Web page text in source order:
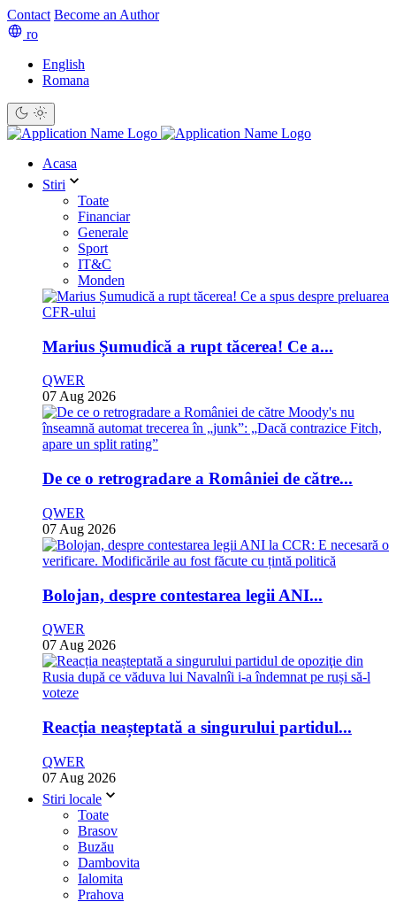
Contact Become an Author
ro
English
Romana
Acasa
Stiri
Toate
Financiar
Generale
Sport
IT&C
Monden
Marius Șumudică a rupt tăcerea! Ce a...
QWER
07 Aug 2026
De ce o retrogradare a României de către...
QWER
07 Aug 2026
Bolojan, despre contestarea legii ANI...
QWER
07 Aug 2026
Reacția neașteptată a singurului partidul...
QWER
07 Aug 2026
Stiri locale
Toate
Brasov
Buzău
Dambovita
Ialomita
Prahova